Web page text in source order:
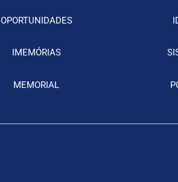
OPORTUNIDADES
IMEMÓRIAS
MEMORIAL